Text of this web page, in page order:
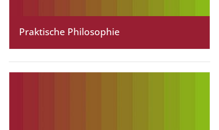
Praktische Philosophie